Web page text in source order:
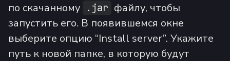
по скачанному .jar файлу, чтобы
запустить его. В появившемся окне
выберите опцию “Install server”. Укажите
путь к новой папке, в которую будут